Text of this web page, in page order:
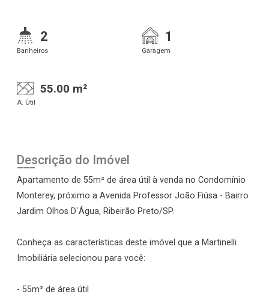
2
Banheiros
1
Garagem
55.00 m²
A. Útil
Descrição do Imóvel
Apartamento de 55m² de área útil à venda no Condomínio
Monterey, próximo a Avenida Professor João Fiúsa - Bairro
Jardim Olhos D`Água, Ribeirão Preto/SP.
Conheça as características deste imóvel que a Martinelli
Imobiliária selecionou para você:
- 55m² de área útil